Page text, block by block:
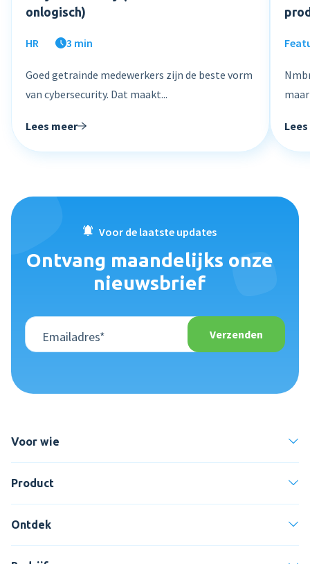
onlogisch)
HR 3 min
Goed getrainde medewerkers zijn de beste vorm
van cybersecurity. Dat maakt...
Lees meer
Voor de laatste updates
Ontvang maandelijks onze
nieuwsbrief
Voor wie
Product
Ontdek